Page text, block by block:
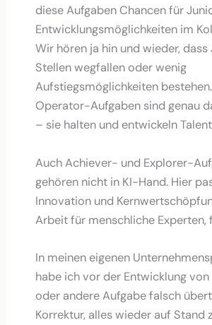
diese Aufgaben Chancen für
Entwicklungsmöglichkeiten im
Wir hören ja hin und wieder,
Stellen wegfallen oder wenig
Aufstiegsmöglichkeiten
Operator-Aufgaben sind genau
– sie halten und entwickeln
Auch Achiever- und Explorer-
gehören nicht in KI-Hand. Hier
Innovation und
Arbeit für menschliche Experten,
In meinen eigenen
habe ich vor der Entwicklung von
oder andere Aufgabe falsch
Korrektur, alles wieder auf Stand